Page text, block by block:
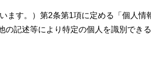
ます。）第2条第1項に定める「個人情
記述等により特定の個人を識別でき